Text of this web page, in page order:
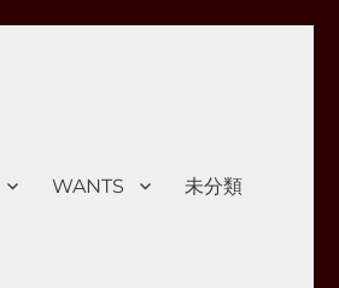
WANTS 未分類